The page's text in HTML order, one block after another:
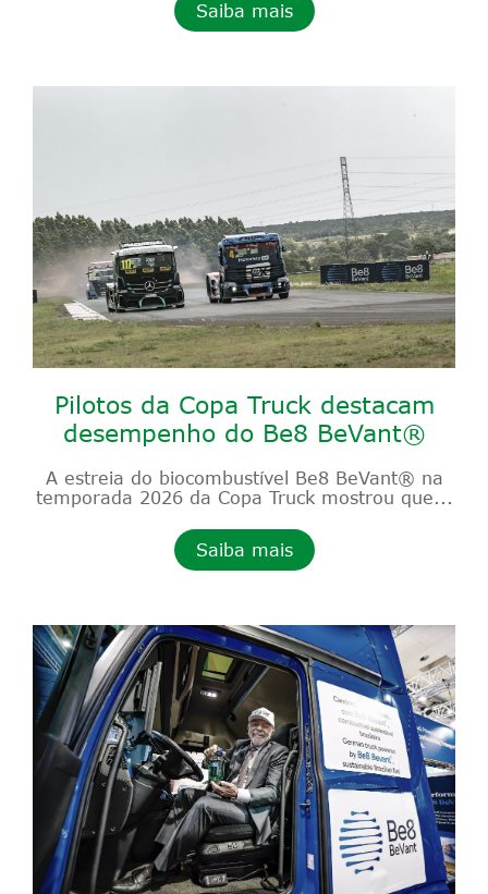
Saiba mais
Pilotos da Copa Truck destacam
desempenho do Be8 BeVant®
A estreia do biocombustível Be8 BeVant® na
temporada 2026 da Copa Truck mostrou que...
Saiba mais